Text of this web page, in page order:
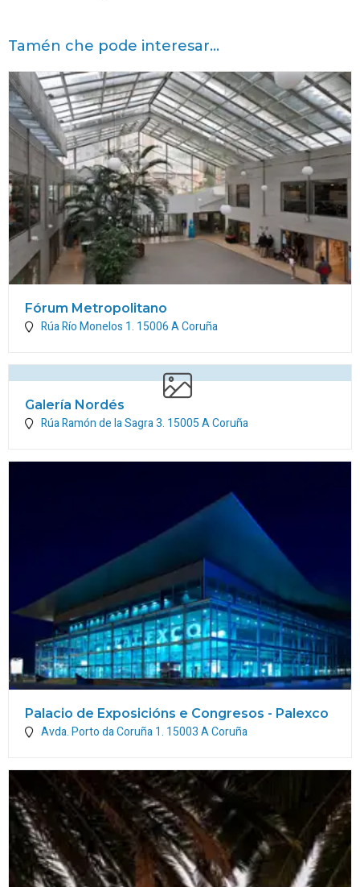
Tamén che pode interesar...
Fórum Metropolitano
Rúa Río Monelos 1. 15006A Coruña
Galería Nordés
Rúa Ramón de la Sagra 3. 15005A Coruña
Palacio de Exposicións e Congresos - Palexco
Avda. Porto da Coruña 1. 15003A Coruña